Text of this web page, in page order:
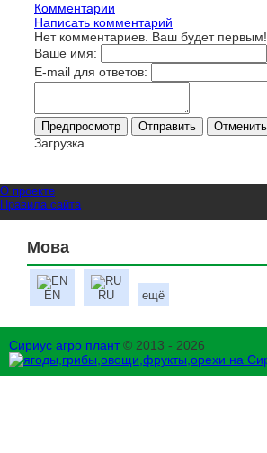
Комментарии
Написать комментарий
Нет комментариев. Ваш будет первым!
Ваше имя:
E-mail для ответов:
Загрузка...
О проекте
Правила сайта
Мова
EN RU ещё
Сириус агро плант© 2013 - 2026